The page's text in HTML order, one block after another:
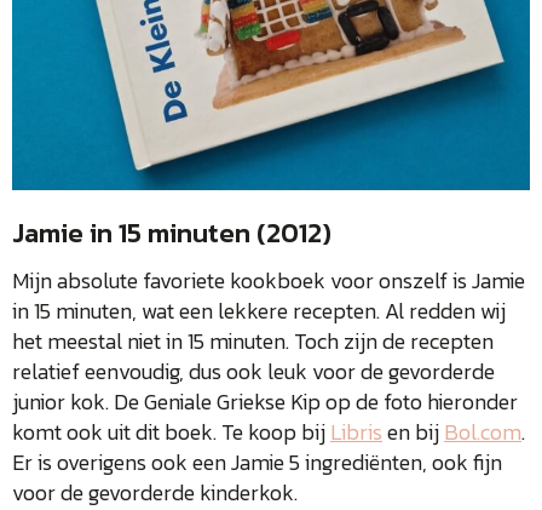
Jamie in 15 minuten (2012)
Mijn absolute favoriete kookboek voor onszelf is Jamie
in 15 minuten, wat een lekkere recepten. Al redden wij
het meestal niet in 15 minuten. Toch zijn de recepten
relatief eenvoudig, dus ook leuk voor de gevorderde
junior kok. De Geniale Griekse Kip op de foto hieronder
komt ook uit dit boek. Te koop bijLibrisen bijBol.com.
Er is overigens ook een Jamie 5 ingrediënten, ook fijn
voor de gevorderde kinderkok.